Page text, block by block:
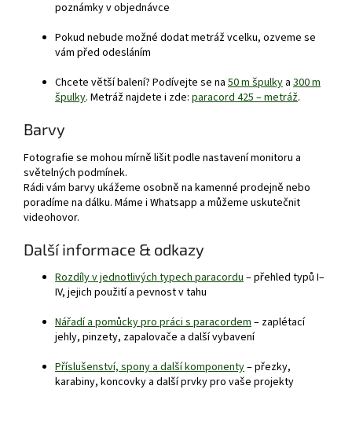
poznámky v objednávce
Pokud nebude možné dodat metráž vcelku, ozveme se
vám před odesláním
Chcete větší balení? Podívejte se na 50 m špulky a 300 m
špulky. Metráž najdete i zde: paracord 425 – metráž.
Barvy
Fotografie se mohou mírně lišit podle nastavení monitoru a
světelných podmínek.
Rádi vám barvy ukážeme osobně na kamenné prodejně nebo
poradíme na dálku. Máme i Whatsapp a můžeme uskutečnit
videohovor.
Další informace & odkazy
Rozdíly v jednotlivých typech paracordu– přehled typů I–
IV, jejich použití a pevnost v tahu
Nářadí a pomůcky pro práci s paracordem– zaplétací
jehly, pinzety, zapalovače a další vybavení
Příslušenství, spony a další komponenty– přezky,
karabiny, koncovky a další prvky pro vaše projekty